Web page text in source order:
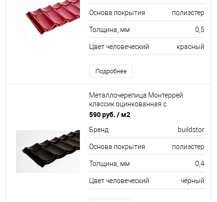
Основа покрытия полиэстер
Толщина, мм 0,5
Цвет человеческий красный
Подробнее
Металлочерепица Монтеррей
классик оцинкованная с
полимерным покрытием
590 руб. / м2
Бренд buildstor
Основа покрытия полиэстер
Толщина, мм 0,4
Цвет человеческий чёрный